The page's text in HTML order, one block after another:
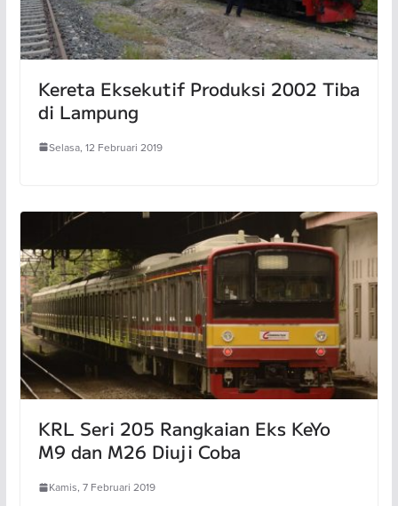
Kereta Eksekutif Produksi 2002 Tiba
di Lampung
Selasa, 12 Februari 2019
KRL Seri 205 Rangkaian Eks KeYo
M9 dan M26 Diuji Coba
Kamis, 7 Februari 2019